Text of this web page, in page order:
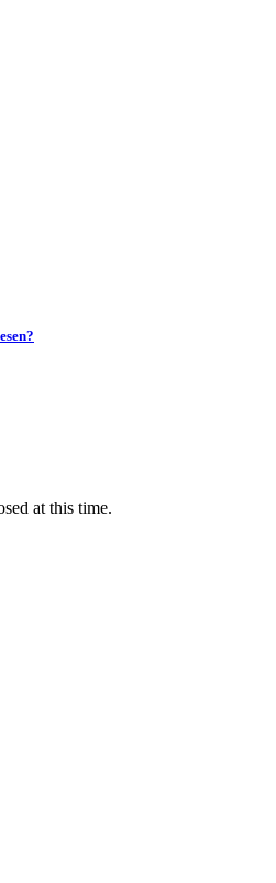
at this time.